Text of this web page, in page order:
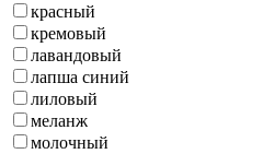
красный
кремовый
лавандовый
лапша синий
лиловый
меланж
молочный